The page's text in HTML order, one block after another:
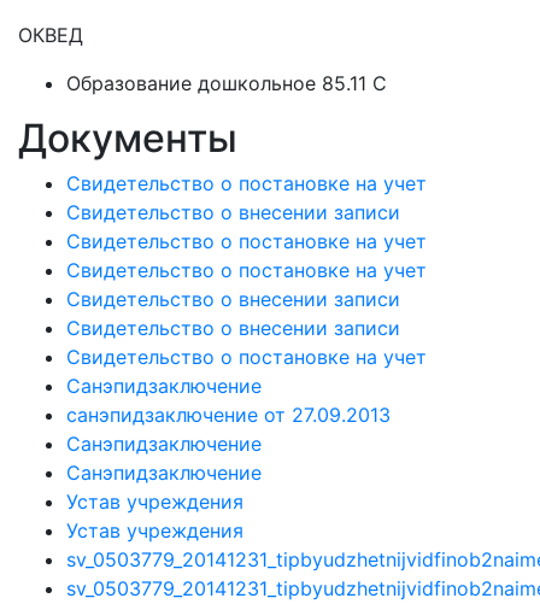
ОКВЕД
Образование дошкольное 85.11 C
Документы
Свидетельство о постановке на учет
Свидетельство о внесении записи
Свидетельство о постановке на учет
Свидетельство о постановке на учет
Свидетельство о внесении записи
Свидетельство о внесении записи
Свидетельство о постановке на учет
Санэпидзаключение
санэпидзаключение от 27.09.2013
Санэпидзаключение
Санэпидзаключение
Устав учреждения
Устав учреждения